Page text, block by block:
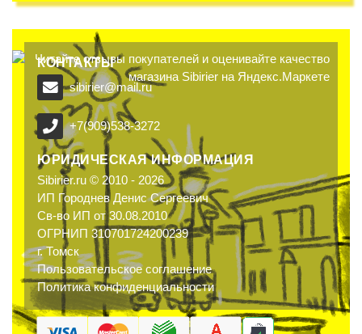
КОНТАКТЫ
sibirier@mail.ru
+7(909)538-3272
ЮРИДИЧЕСКАЯ ИНФОРМАЦИЯ
Sibirier.ru © 2010 - 2026
ИП Городнев Денис Сергеевич
Св-во ИП от 30.08.2010
ОГРНИП 310701724200239
г. Томск
Пользовательское соглашение
Политика конфиденциальности